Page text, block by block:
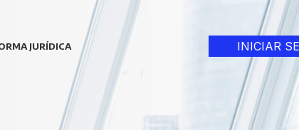
JURÍDICA INICIAR